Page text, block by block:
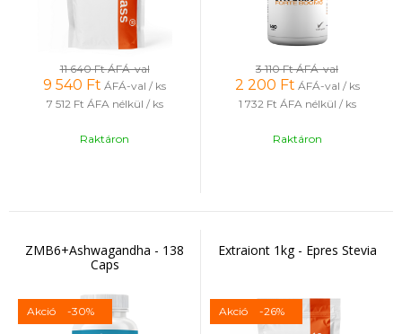
11 640 FtÁFÁ-val
9 540 Ft ÁFÁ-val / ks
7 512 Ft ÁFA nélkül / ks
Raktáron
3 110 FtÁFÁ-val
2 200 Ft ÁFÁ-val / ks
1 732 Ft ÁFA nélkül / ks
Raktáron
ZMB6+Ashwagandha - 138
Caps
Akció -30%
Extraiont 1kg - Epres Stevia
Akció -26%